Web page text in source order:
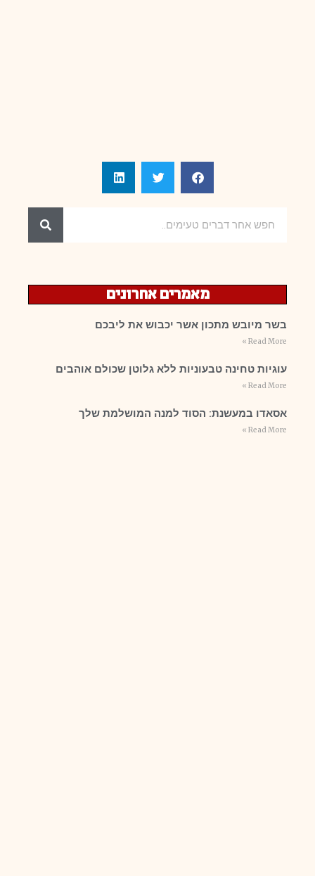
מאמרים אחרונים
בשר מיובש מתכון אשר יכבוש את ליבכם
Read More »
עוגיות טחינה טבעוניות ללא גלוטן שכולם אוהבים
Read More »
אסאדו במעשנת: הסוד למנה המושלמת שלך
Read More »